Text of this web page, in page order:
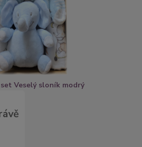
Veselý sloník modrý